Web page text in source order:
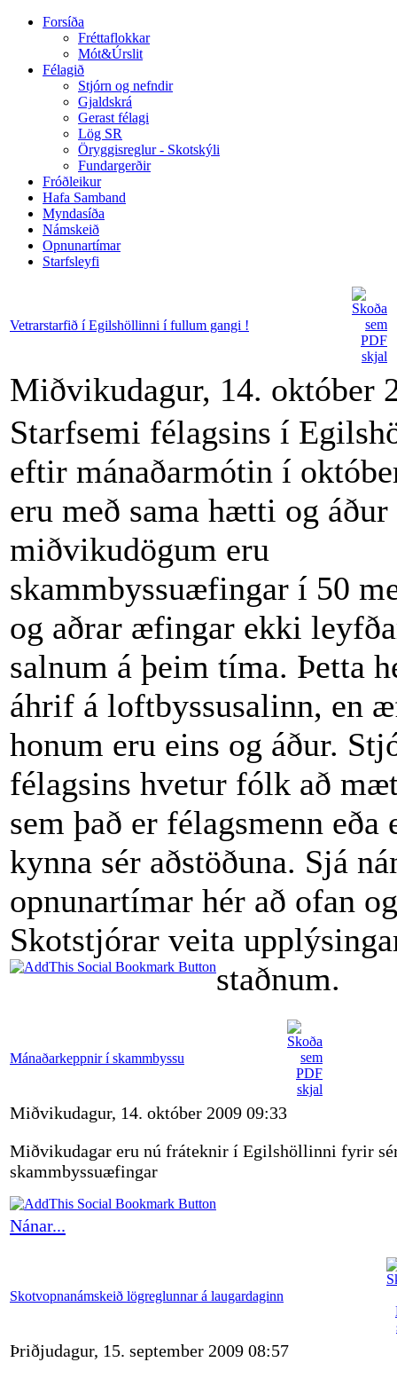
Forsíða
Fréttaflokkar
Mót&Úrslit
Félagið
Stjórn og nefndir
Gjaldskrá
Gerast félagi
Lög SR
Öryggisreglur - Skotskýli
Fundargerðir
Fróðleikur
Hafa Samband
Myndasíða
Námskeið
Opnunartímar
Starfsleyfi
Vetrarstarfið í Egilshöllinni í fullum gangi !
Miðvikudagur, 14. október
Starfsemi félagsins í
eftir mánaðarmótin í
eru með sama hætti og áður
miðvikudögum eru
skammbyssuæfingar í 50
og aðrar æfingar ekki
salnum á þeim tíma. Þetta
áhrif á loftbyssusalinn, en
honum eru eins og áður.
félagsins hvetur fólk að
sem það er félagsmenn eða
kynna sér aðstöðuna. Sjá
opnunartímar hér að ofan og
Skotstjórar veita
staðnum.
Mánaðarkeppnir í skammbyssu
Miðvikudagur, 14. október 2009 09:33
Miðvikudagar eru nú fráteknir í Egilshöllinni fyrir
skammbyssuæfingar
Nánar...
Skotvopnanámskeið lögreglunnar á laugardaginn
Þriðjudagur, 15. september 2009 08:57